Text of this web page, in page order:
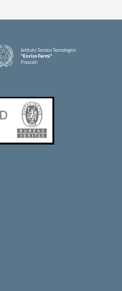
Istituto Tecnico Tecnologico
"Enrico Fermi"
Frascati